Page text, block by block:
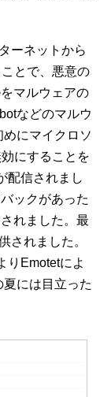
ーネットから
とで、悪意の
マルウェアの
などのマルウ
にマイクロソ
にすることを
配信されまし
ックがあった
れました。最
されました。
りEmotetによ
には目立った